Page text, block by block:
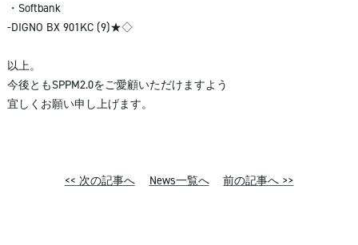
・Softbank
-DIGNO BX 901KC (9)★◇
以上。
今後ともSPPM2.0をご愛顧いただけますよう
宜しくお願い申し上げます。
<< 次の記事へ News一覧へ 前の記事へ >>